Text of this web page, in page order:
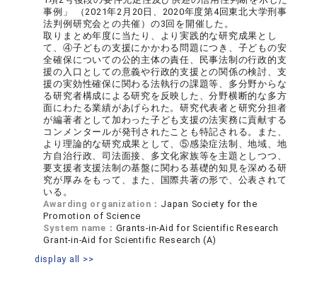
事例」 （2021年2月20日、2020年度第4回東北大学刑事
法判例研究会との共催）の3回を開催した。
取りまとめ年度に当たり、より実践的な研究成果とし
て、④子どもの支援にかかわる問題につき、子どもの安
全確保についての公的主体の責任、民事法制の行政的支
援の入口としての意義や行政的支援との関係の検討、支
援の実効性確保に関わる法執行の課題等、多分野からな
る研究者構成による研究を反映した、分野横断的な多方
面にわたる業績があげられた。研究代表者と研究分担者
が編著者として加わった子ども支援の法実務に貢献する
コンメンタールが発刊されたことも特記される。また、
より理論的な研究成果として、⑤感染症法制、地域、地
方自治行政、司法面接、多文化家族等を主題としつつ、
要支援者支援法制の基盤に関わる基礎的知見を深める研
究が厚みをもって、また、国際共著の形で、公表されて
いる。
Awarding organization： Japan Society for the
Promotion of Science
System name： Grants-in-Aid for Scientific Research
Grant-in-Aid for Scientific Research (A)
display all >>